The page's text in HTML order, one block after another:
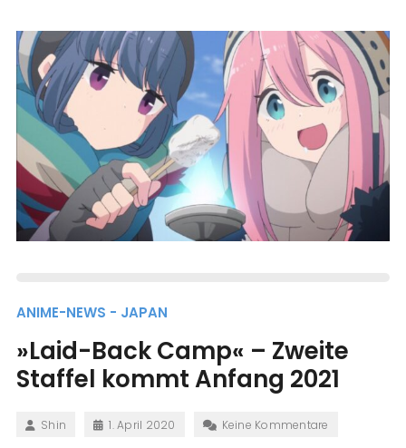
ANIME-NEWS - JAPAN
»Laid-Back Camp« – Zweite
Staffel kommt Anfang 2021
Shin 1. April 2020 Keine Kommentare